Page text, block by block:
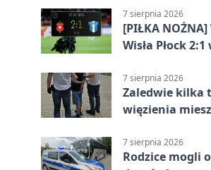
7 sierpnia 2026
[PIŁKA
Wisła Płock 2:1
rozstrzygnęli
7 sierpnia 2026
Zaledwie kilka
więzienia
7 sierpnia 2026
Rodzice mogli